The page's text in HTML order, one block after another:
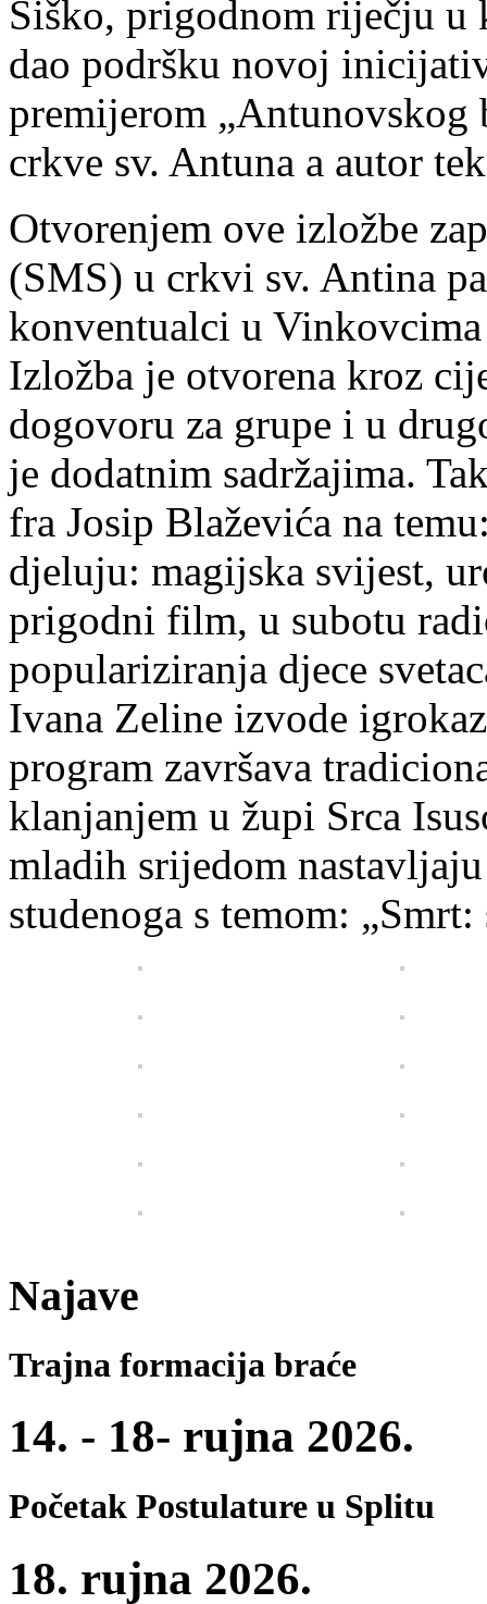
Šiško, prigodnom riječju u
dao podršku novoj
premijerom „Antunovskog
crkve sv. Antuna a autor
Otvorenjem ove izložbe
(SMS) u crkvi sv. Antina
konventualci u
Izložba je otvorena kroz
dogovoru za grupe i u
je dodatnim sadržajima.
fra Josip Blaževića na
djeluju: magijska svijest,
prigodni film, u subotu
populariziranja djece
Ivana Zeline izvode
program završava
klanjanjem u župi Srca
mladih srijedom
studenoga s temom:
Najave
Trajna formacija braće
14. - 18- rujna 2026.
Početak Postulature u Splitu
18. rujna 2026.